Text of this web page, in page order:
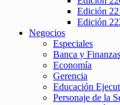
Edición
Edición
Negocios
Especiales
Banca y Finanzas
Economía
Gerencia
Educación
Personaje de la